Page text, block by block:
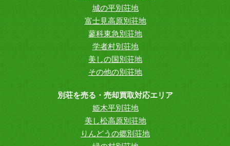
城の平別荘地
富士見高原別荘地
蓼科東急別荘地
学者村別荘地
美しの国別荘地
その他の別荘地
別荘を売る・売却買取対応エリア
姫木平別荘地
美し松高原別荘地
りんどうの郷別荘地